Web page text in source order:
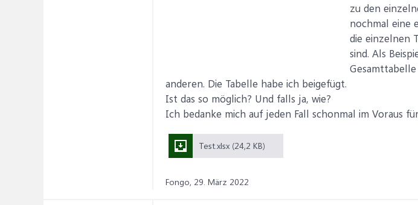
zu den
nochmal eine
die einzelnen
sind. Als
anderen. Die Tabelle habe ich beigefügt.
Ist das so möglich? Und falls ja, wie?
Ich bedanke mich auf jeden Fall schonmal im Voraus
Test.xlsx (24,2 KB)
Fongo, 29. März 2022